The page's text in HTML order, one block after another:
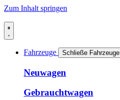
Zum Inhalt springen
Fahrzeuge Schließe Fahrzeuge
Neuwagen
Gebrauchtwagen